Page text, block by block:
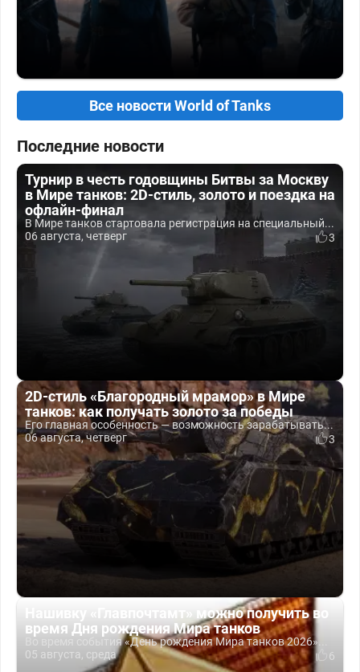
Все новости World of Tanks
Последние новости
Турнир в честь годовщины Битвы за Москву
в Мире танков: 2D-стиль, золото и поездка на
офлайн-финал
В Мире танков стартовала регистрация на специальный...
06 августа, четверг
3
2D-стиль «Благородный мрамор» в Мире
танков: как получать золото за победы
Его главная особенность — возможность зарабатывать...
06 августа, четверг
3
Нашивку «Главпочтамт» можно получить во
время Дня рождения Мира танков
Во время события «День рождения Мира танков 2026»...
05 августа, среда
6